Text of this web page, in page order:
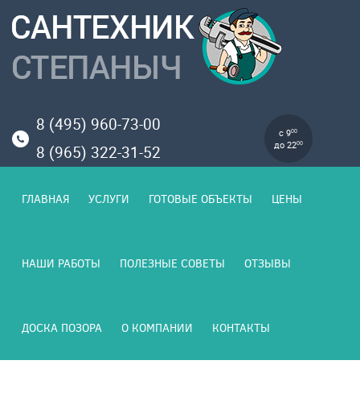
8 (495) 960-73-00
8 (965) 322-31-52
с 900
до 2200
ГЛАВНАЯ УСЛУГИ ГОТОВЫЕ ОБЪЕКТЫ ЦЕНЫ
НАШИ РАБОТЫ ПОЛЕЗНЫЕ СОВЕТЫ ОТЗЫВЫ
ДОСКА ПОЗОРА О КОМПАНИИ КОНТАКТЫ